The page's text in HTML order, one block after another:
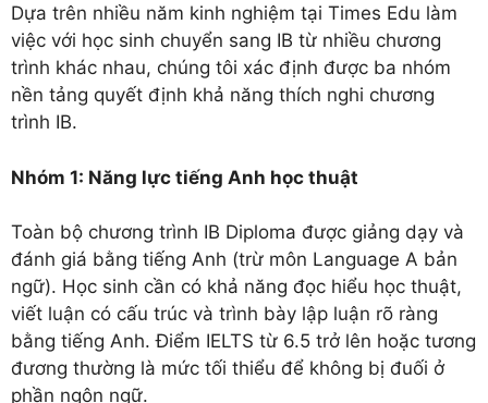
Dựa trên nhiều năm kinh nghiệm tại Times Edu làm
việc với học sinh chuyển sang IB từ nhiều chương
trình khác nhau, chúng tôi xác định được ba nhóm
nền tảng quyết định khả năng thích nghi chương
trình IB.
Nhóm 1: Năng lực tiếng Anh học thuật
Toàn bộ chương trình IB Diploma được giảng dạy và
đánh giá bằng tiếng Anh (trừ môn Language A bản
ngữ). Học sinh cần có khả năng đọc hiểu học thuật,
viết luận có cấu trúc và trình bày lập luận rõ ràng
bằng tiếng Anh. Điểm IELTS từ 6.5 trở lên hoặc tương
đương thường là mức tối thiểu để không bị đuối ở
phần ngôn ngữ.